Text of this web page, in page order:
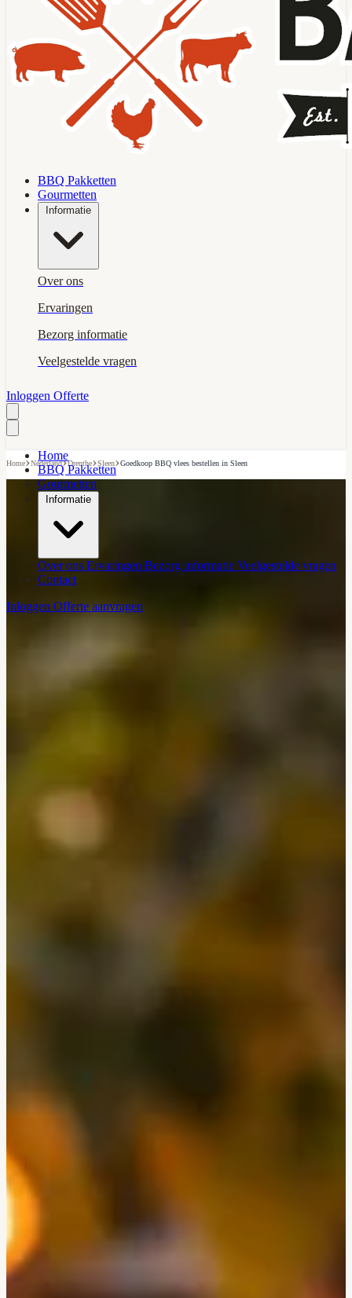
BBQ Pakketten
Gourmetten
Informatie
Over ons
Ervaringen
Bezorg informatie
Veelgestelde vragen
Inloggen Offerte
Home
BBQ Pakketten
Gourmetten
Informatie
Over ons Ervaringen Bezorg informatie Veelgestelde vragen
Contact
Inloggen Offerte aanvragen
Home›Nederland›Drenthe›Sleen›Goedkoop BBQ vlees bestellen in Sleen